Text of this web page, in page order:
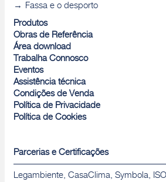
Fassa e o desporto
Produtos
Obras de Referência
Área download
Trabalha Connosco
Eventos
Assistência técnica
Condições de Venda
Política de Privacidade
Política de Cookies
Parcerias e Certificações
Legambiente, CasaClima, Symbola,